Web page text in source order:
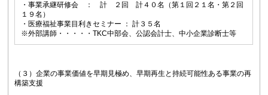
・事業承継研修会 ： 計 ２回 計４０名（第１回２１名・第２回
１９名）
・医療福祉事業目利きセミナー ： 計３５名
※外部講師・・・・・TKC中部会、公認会計士、中小企業診断士等
（３）企業の事業価値を早期見極め、早期再生と持続可能性ある事業の再
構築支援